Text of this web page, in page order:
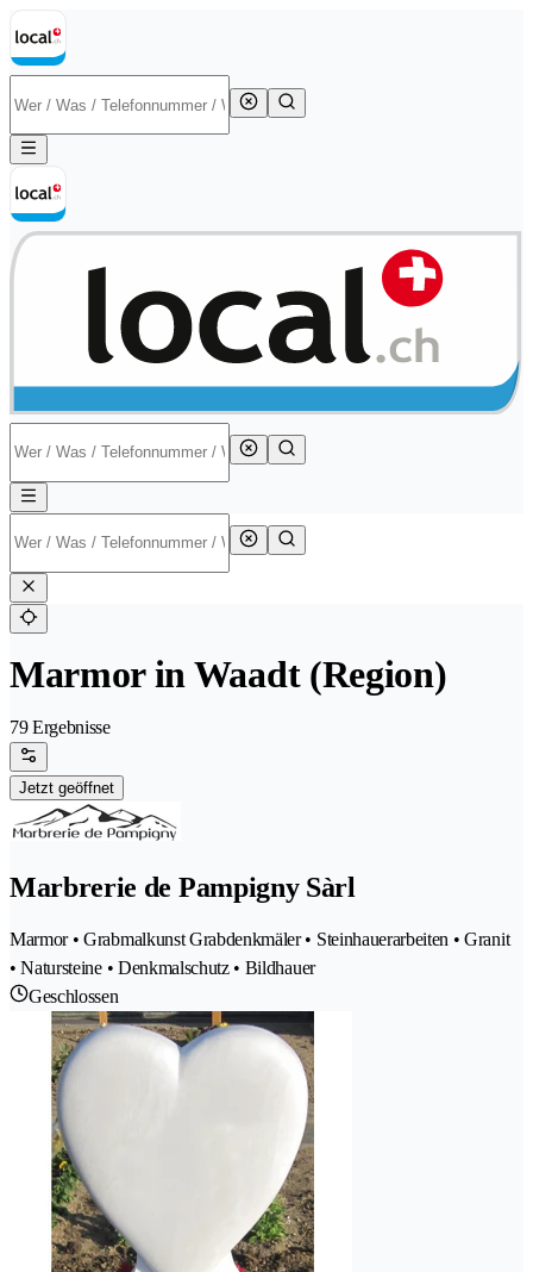
Marmor in Waadt (Region)
79 Ergebnisse
Jetzt geöffnet
Marbrerie de Pampigny Sàrl
Marmor • Grabmalkunst Grabdenkmäler • Steinhauerarbeiten • Granit
• Natursteine • Denkmalschutz • Bildhauer
Geschlossen